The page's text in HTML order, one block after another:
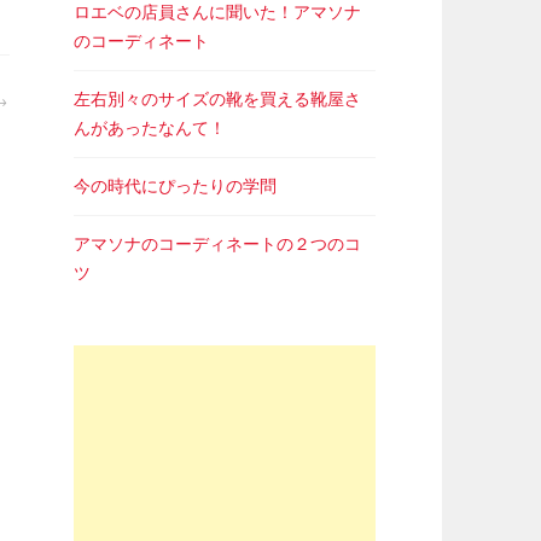
ロエベの店員さんに聞いた！アマソナ
のコーディネート
左右別々のサイズの靴を買える靴屋さ
んがあったなんて！
今の時代にぴったりの学問
アマソナのコーディネートの２つのコ
ツ